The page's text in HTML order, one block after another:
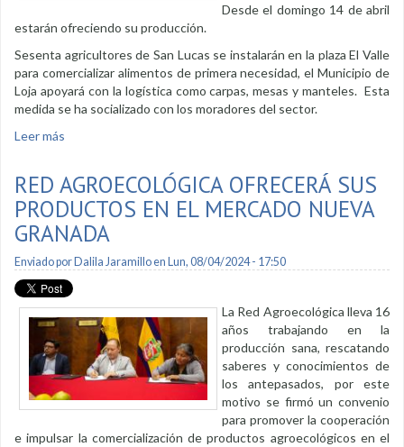
Desde el domingo 14 de abril
estarán ofreciendo su producción.
Sesenta agricultores de San Lucas se instalarán en la plaza El Valle
para comercializar alimentos de primera necesidad, el Municipio de
Loja apoyará con la logística como carpas, mesas y manteles. Esta
medida se ha socializado con los moradores del sector.
Leer más
RED AGROECOLÓGICA OFRECERÁ SUS
PRODUCTOS EN EL MERCADO NUEVA
GRANADA
Enviado por Dalila Jaramilloen Lun, 08/04/2024 - 17:50
La Red Agroecológica lleva 16
años trabajando en la
producción sana, rescatando
saberes y conocimientos de
los antepasados, por este
motivo se firmó un convenio
para promover la cooperación
e impulsar la comercialización de productos agroecológicos en el